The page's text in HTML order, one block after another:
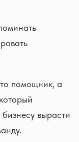
помощник, а
вырасти